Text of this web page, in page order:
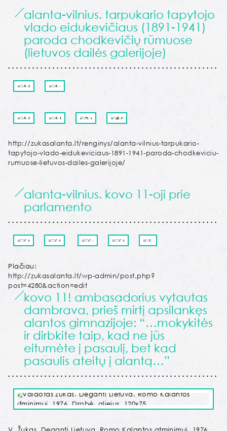
alanta-vilnius. tarpukario tapytojo
vlado eidukevičiaus (1891-1941)
paroda chodkevičių rūmuose
(lietuvos dailės galerijoje)
http://zukasalanta.lt/renginys/alanta-vilnius-tarpukario-
tapytojo-vlado-eidukeviciaus-1891-1941-paroda-chodkeviciu-
rumuose-lietuvos-dailes-galerijoje/
alanta-vilnius. kovo 11-oji prie
parlamento
Plačiau:
http://zukasalanta.lt/wp-admin/post.php?
post=4280&action=edit
kovo 11! ambasadorius vytautas
dambrava, prieš mirtį apsilankęs
alantos gimnazijoje: “…mokykitės
ir dirbkite taip, kad ne jūs
eitumėte į pasaulį, bet kad
pasaulis ateitų į alantą…”